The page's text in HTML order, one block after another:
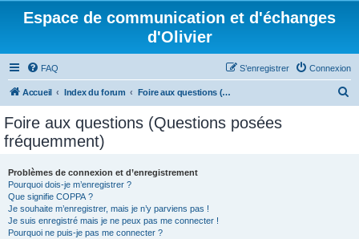
Espace de communication et d'échanges
d'Olivier
FAQ Connexion
S’enregistrer
Accueil Index du forum Foire aux questions (Questions posées fréquemment)
Foire aux questions (Questions posées
fréquemment)
Problèmes de connexion et d’enregistrement
Pourquoi dois-je m’enregistrer ?
Que signifie COPPA ?
Je souhaite m’enregistrer, mais je n’y parviens pas !
Je suis enregistré mais je ne peux pas me connecter !
Pourquoi ne puis-je pas me connecter ?